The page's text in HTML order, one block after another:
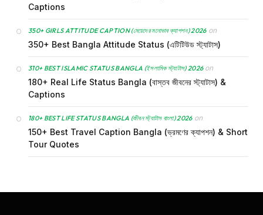
Captions
350+ GIRLS ATTITUDE CAPTION (মেয়েদের মনোভাব ক্যাপশন) 2026on
350+ Best Bangla Attitude Status (এটিটিউড স্ট্যাটাস)
310+ BEST ISLAMIC STATUS BANGLA (ইসলামিক স্ট্যাটাস) 2026on
180+ Real Life Status Bangla (বাস্তব জীবনের স্ট্যাটাস) &
Captions
180+ BEST LIFE STATUS BANGLA (জীবন স্ট্যাটাস বাংলা) 2026on
150+ Best Travel Caption Bangla (ভ্রমণের ক্যাপশন) & Short
Tour Quotes